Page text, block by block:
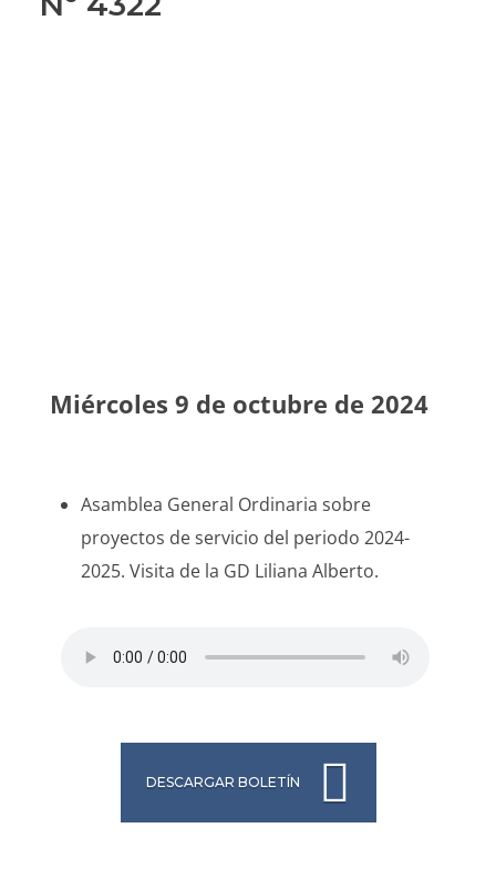
Miércoles 9 de octubre de 2024
Asamblea General Ordinaria sobre
proyectos de servicio del periodo 2024-
2025. Visita de la GD Liliana Alberto.
DESCARGAR BOLETÍN